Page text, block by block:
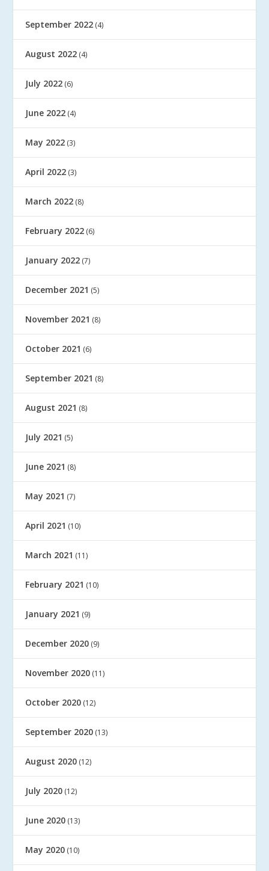
September 2022 (4)
August 2022 (4)
July 2022 (6)
June 2022 (4)
May 2022 (3)
April 2022 (3)
March 2022 (8)
February 2022 (6)
January 2022 (7)
December 2021 (5)
November 2021 (8)
October 2021 (6)
September 2021 (8)
August 2021 (8)
July 2021 (5)
June 2021 (8)
May 2021 (7)
April 2021 (10)
March 2021 (11)
February 2021 (10)
January 2021 (9)
December 2020 (9)
November 2020 (11)
October 2020 (12)
September 2020 (13)
August 2020 (12)
July 2020 (12)
June 2020 (13)
May 2020 (10)